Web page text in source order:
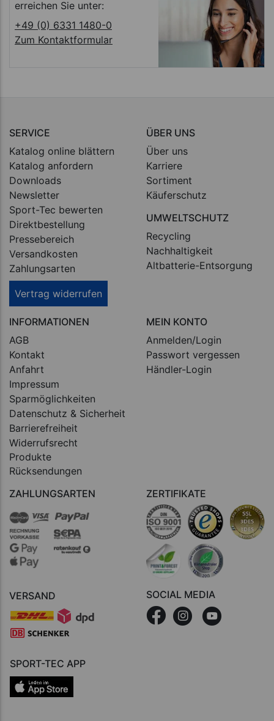
erreichen Sie unter:
+49 (0) 6331 1480-0
Zum Kontaktformular
SERVICE
Katalog online blättern
Katalog anfordern
Downloads
Newsletter
Sport-Tec bewerten
Direktbestellung
Pressebereich
Versandkosten
Zahlungsarten
Vertrag widerrufen
ÜBER UNS
Über uns
Karriere
Sortiment
Käuferschutz
UMWELTSCHUTZ
Recycling
Nachhaltigkeit
Altbatterie-Entsorgung
INFORMATIONEN
AGB
Kontakt
Anfahrt
Impressum
Sparmöglichkeiten
Datenschutz & Sicherheit
Barrierefreiheit
Widerrufsrecht
Produkte
Rücksendungen
MEIN KONTO
Anmelden/Login
Passwort vergessen
Händler-Login
ZAHLUNGSARTEN
VERSAND
ZERTIFIKATE
SOCIAL MEDIA
SPORT-TEC APP